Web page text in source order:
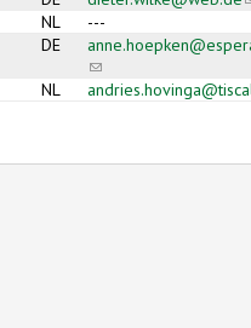
NL
---
DE
(link
sends e-
NL